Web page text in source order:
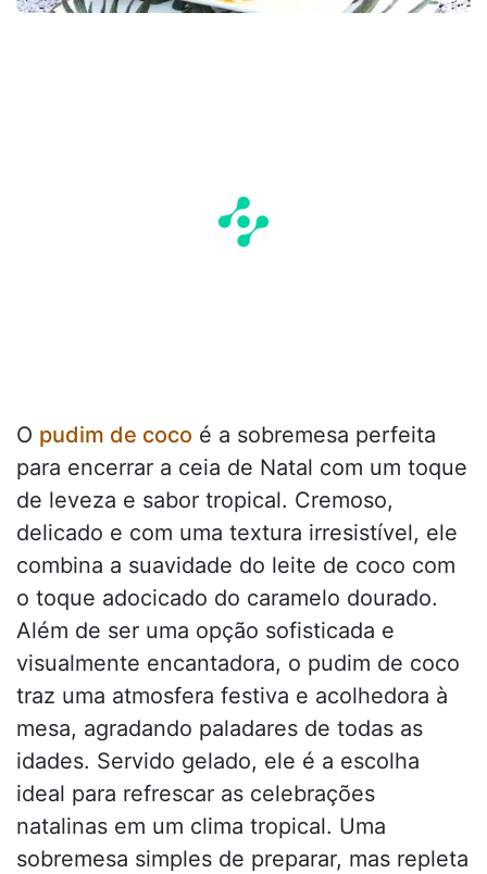
O pudim de coco é a sobremesa perfeita
para encerrar a ceia de Natal com um toque
de leveza e sabor tropical. Cremoso,
delicado e com uma textura irresistível, ele
combina a suavidade do leite de coco com
o toque adocicado do caramelo dourado.
Além de ser uma opção sofisticada e
visualmente encantadora, o pudim de coco
traz uma atmosfera festiva e acolhedora à
mesa, agradando paladares de todas as
idades. Servido gelado, ele é a escolha
ideal para refrescar as celebrações
natalinas em um clima tropical. Uma
sobremesa simples de preparar, mas repleta